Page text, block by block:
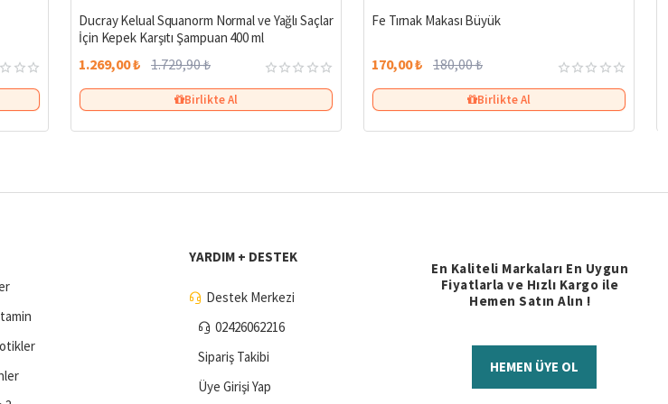
Ducray Kelual Squanorm Normal ve Yağlı Saçlar
İçin Kepek Karşıtı Şampuan 400 ml
1.269,00 ₺ 1.729,90 ₺
Birlikte Al
Fe Tırnak Makası Büyük
170,00 ₺ 180,00 ₺
Birlikte Al
YARDIM + DESTEK
Destek Merkezi
02426062216
Sipariş Takibi
Üye Girişi Yap
En Kaliteli Markaları En Uygun
Fiyatlarla ve Hızlı Kargo ile
Hemen Satın Alın !
HEMEN ÜYE OL